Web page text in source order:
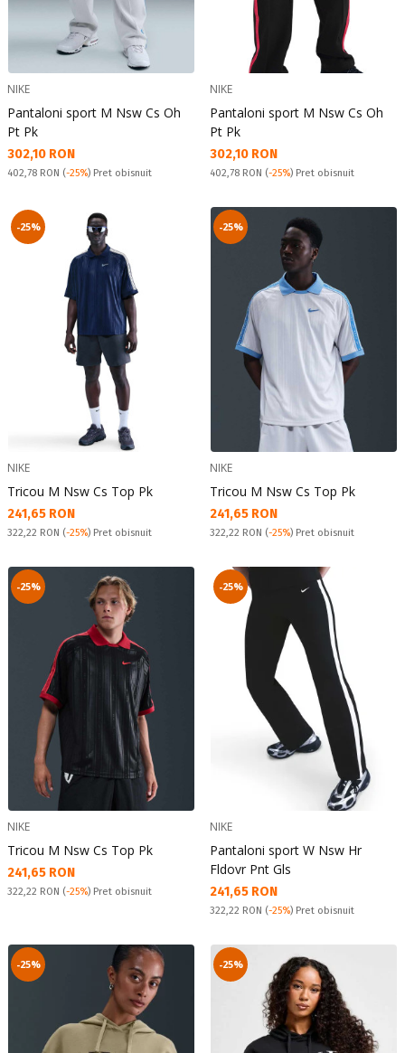
NIKE
Pantaloni sport M Nsw Cs Oh
Pt Pk
Текуща цена:
302,10 RON
Pret obisnuit:
402,78 RON (-25%) Pret obisnuit
NIKE
Pantaloni sport M Nsw Cs Oh
Pt Pk
Текуща цена:
302,10 RON
Pret obisnuit:
402,78 RON (-25%) Pret obisnuit
-25%
NIKE
Tricou M Nsw Cs Top Pk
Текуща цена:
241,65 RON
Pret obisnuit:
322,22 RON (-25%) Pret obisnuit
-25%
NIKE
Tricou M Nsw Cs Top Pk
Текуща цена:
241,65 RON
Pret obisnuit:
322,22 RON (-25%) Pret obisnuit
-25%
NIKE
Tricou M Nsw Cs Top Pk
Текуща цена:
241,65 RON
Pret obisnuit:
322,22 RON (-25%) Pret obisnuit
-25%
NIKE
Pantaloni sport W Nsw Hr
Fldovr Pnt Gls
Текуща цена:
241,65 RON
Pret obisnuit:
322,22 RON (-25%) Pret obisnuit
-25% -25%